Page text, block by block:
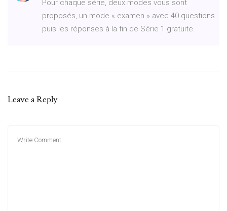
Pour chaque série, deux modes vous sont
proposés, un mode « examen » avec 40 questions
puis les réponses à la fin de Série 1 gratuite.
Leave a Reply